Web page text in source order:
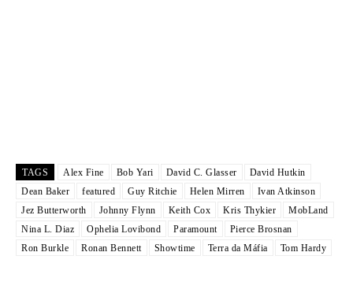
TAGS Alex Fine Bob Yari David C. Glasser
David Hutkin
Dean Baker
featured Guy Ritchie Helen Mirren
Ivan Atkinson
Jez Butterworth
Johnny Flynn Keith Cox Kris Thykier
MobLand
Nina L. Diaz
Ophelia Lovibond Paramount
Pierce Brosnan
Ron Burkle
Ronan Bennett Showtime Terra da Máfia Tom Hardy